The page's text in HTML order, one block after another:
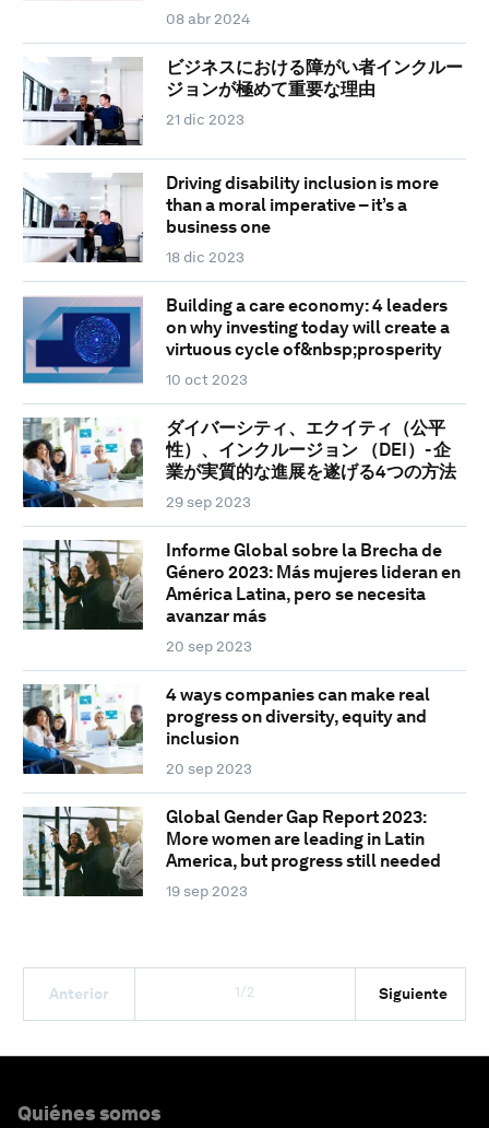
08 abr 2024
ビジネスにおける障がい者インクルー
ジョンが極めて重要な理由
21 dic 2023
Driving disability inclusion is more
than a moral imperative – it’s a
business one
18 dic 2023
Building a care economy: 4 leaders
on why investing today will create a
virtuous cycle of&nbsp;prosperity
10 oct 2023
ダイバーシティ、エクイティ（公平
性）、インクルージョン （DEI）- 企
業が実質的な進展を遂げる4つの方法
29 sep 2023
Informe Global sobre la Brecha de
Género 2023: Más mujeres lideran en
América Latina, pero se necesita
avanzar más
20 sep 2023
4 ways companies can make real
progress on diversity, equity and
inclusion
20 sep 2023
Global Gender Gap Report 2023:
More women are leading in Latin
America, but progress still needed
19 sep 2023
Anterior 1/2 Siguiente
Quiénes somos